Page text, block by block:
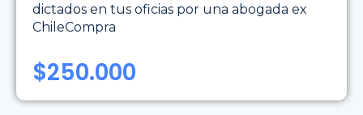
dictados en tus oficias por una abogada ex
ChileCompra
$250.000